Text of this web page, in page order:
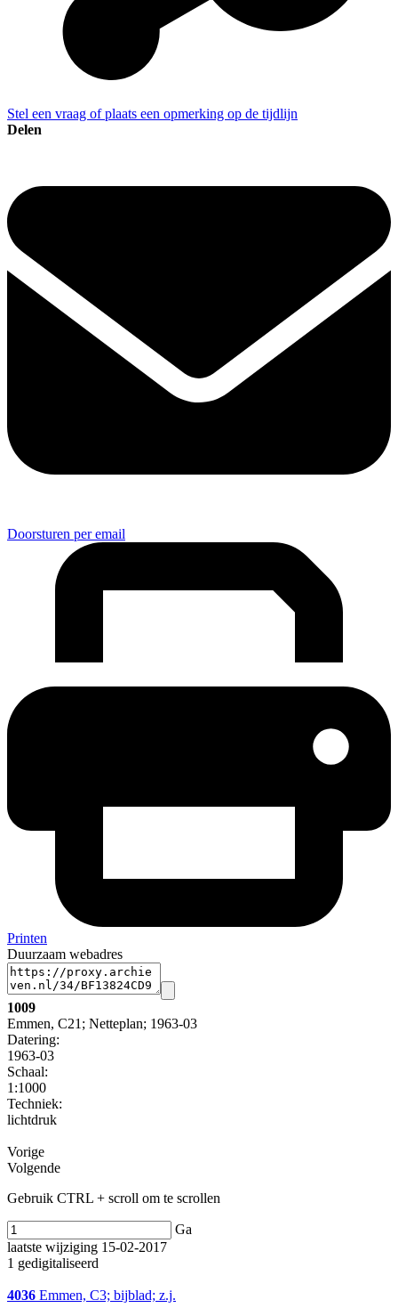
Stel een vraag of plaats een opmerking op de tijdlijn
Delen
Doorsturen per email
Printen
Duurzaam webadres
1009
Emmen, C21; Netteplan; 1963-03
Datering:
1963-03
Schaal:
1:1000
Techniek:
lichtdruk
Vorige
Volgende
Gebruik CTRL + scroll om te scrollen
Ga
laatste wijziging 15-02-2017
1 gedigitaliseerd
4036 Emmen, C3; bijblad; z.j.